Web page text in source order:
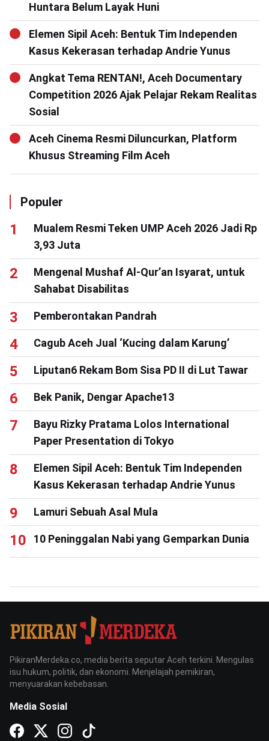
Huntara Belum Layak Huni
Elemen Sipil Aceh: Bentuk Tim Independen
Kasus Kekerasan terhadap Andrie Yunus
Angkat Tema RENTAN!, Aceh Documentary
Competition 2026 Ajak Pelajar Rekam Realitas
Sosial
Aceh Cinema Resmi Diluncurkan, Platform
Khusus Streaming Film Aceh
Populer
Mualem Resmi Teken UMP Aceh 2026 Jadi Rp
3,93 Juta
Mengenal Mushaf Al-Qur’an Isyarat, untuk
Sahabat Disabilitas
Pemberontakan Pandrah
Cagub Aceh Jual ‘Kucing dalam Karung’
Liputan6 Rekam Bom Sisa PD II di Lut Tawar
Bek Panik, Dengar Apache13
Bayu Rizky Pratama Lolos International
Paper Presentation di Tokyo
Elemen Sipil Aceh: Bentuk Tim Independen
Kasus Kekerasan terhadap Andrie Yunus
Lamuri Sebuah Asal Mula
10 Peninggalan Nabi yang Gemparkan Dunia
PikiranMerdeka.co, media berita seputar Aceh terkini. Mengulas
isu hukum, politik, dan ekonomi. Menjelajah pemikiran,
menyuarakan kebebasan.
Media Sosial